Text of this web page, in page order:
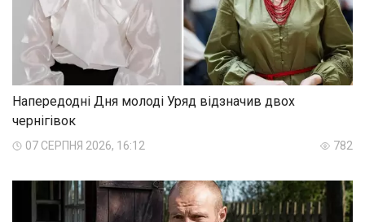
Напередодні Дня молоді Уряд відзначив двох
чернігівок
07 СЕРПНЯ 2026, 16:12 782